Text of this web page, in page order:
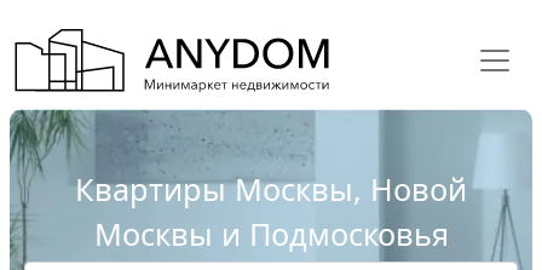
Квартиры Москвы, Новой
Москвы и Подмосковья